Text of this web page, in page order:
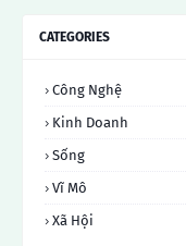
CATEGORIES
Công Nghệ
Kinh Doanh
Sống
Vĩ Mô
Xã Hội